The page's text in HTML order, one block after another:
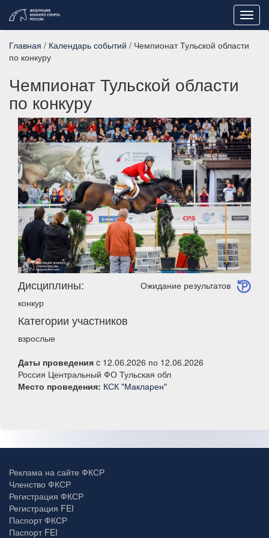
Главная / Календарь событий / Чемпионат Тульской области
по конкуру
Чемпионат Тульской области
по конкуру
Ожидание результатов
Дисциплины:
конкур
Категории участников
взрослые
Даты проведения c 12.06.2026 по 12.06.2026
Россия Центральный ФО Тульская обл
Место проведения: КСК "Макларен"
Реклама на сайте ФКСР
Членство ФКСР
Регистрация ФКСР
Регистрация FEI
Паспорт ФКСР
Паспорт FEI